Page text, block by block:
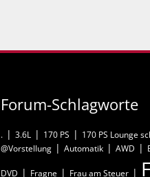
Forum-Schlagworte
. 3.6L 170 PS
170 PS Lounge
@Vorstellung
Automatik AWD
DVD Fragne Frau am Steuer